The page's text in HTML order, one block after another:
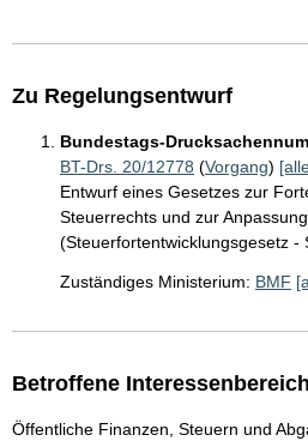
Zu Regelungsentwurf
Bundestags-
BT-Drs. 20/12778 (Vorgang)
Entwurf eines Gesetzes zur
Steuerrechts und zur
(Steuerfortentwicklungsgesetz -
Zuständiges Ministerium: BMF
Betroffene
Öffentliche Finanzen, Steuern und